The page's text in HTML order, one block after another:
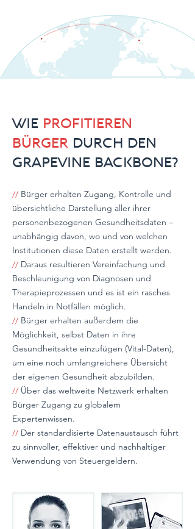
WIE PROFITIEREN
BÜRGER DURCH DEN
GRAPEVINE BACKBONE?
// Bürger erhalten Zugang, Kontrolle und
übersichtliche Darstellung aller ihrer
personenbezogenen Gesundheitsdaten –
unabhängig davon, wo und von welchen
Institutionen diese Daten erstellt werden.
// Daraus resultieren Vereinfachung und
Beschleunigung von Diagnosen und
Therapieprozessen und es ist ein rasches
Handeln in Notfällen möglich.
// Bürger erhalten außerdem die
Möglichkeit, selbst Daten in ihre
Gesundheitsakte einzufügen (Vital-Daten),
um eine noch umfangreichere Übersicht
der eigenen Gesundheit abzubilden.
// Über das weltweite Netzwerk erhalten
Bürger Zugang zu globalem
Expertenwissen.
// Der standardisierte Datenaustausch führt
zu sinnvoller, effektiver und nachhaltiger
Verwendung von Steuergeldern.